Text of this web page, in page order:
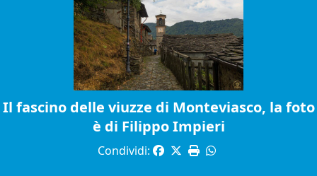
Il fascino delle viuzze di Monteviasco, la foto
è di Filippo Impieri
Condividi: